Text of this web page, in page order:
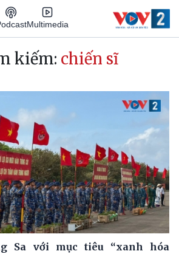
Multimedia
kiếm: chiến sĩ
Sa với mục tiêu “xanh hóa